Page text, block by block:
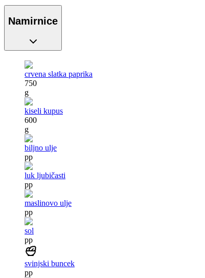
Namirnice
crvena slatka paprika
750
g
kiseli kupus
600
g
biljno ulje
pp
luk ljubičasti
pp
maslinovo ulje
pp
sol
pp
svinjski buncek
pp